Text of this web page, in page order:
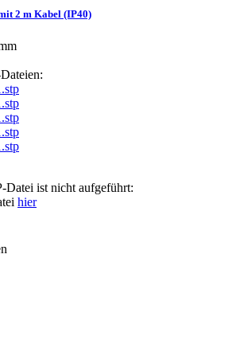
2 m Kabel (IP40)
Datei ist nicht aufgeführt:
hier